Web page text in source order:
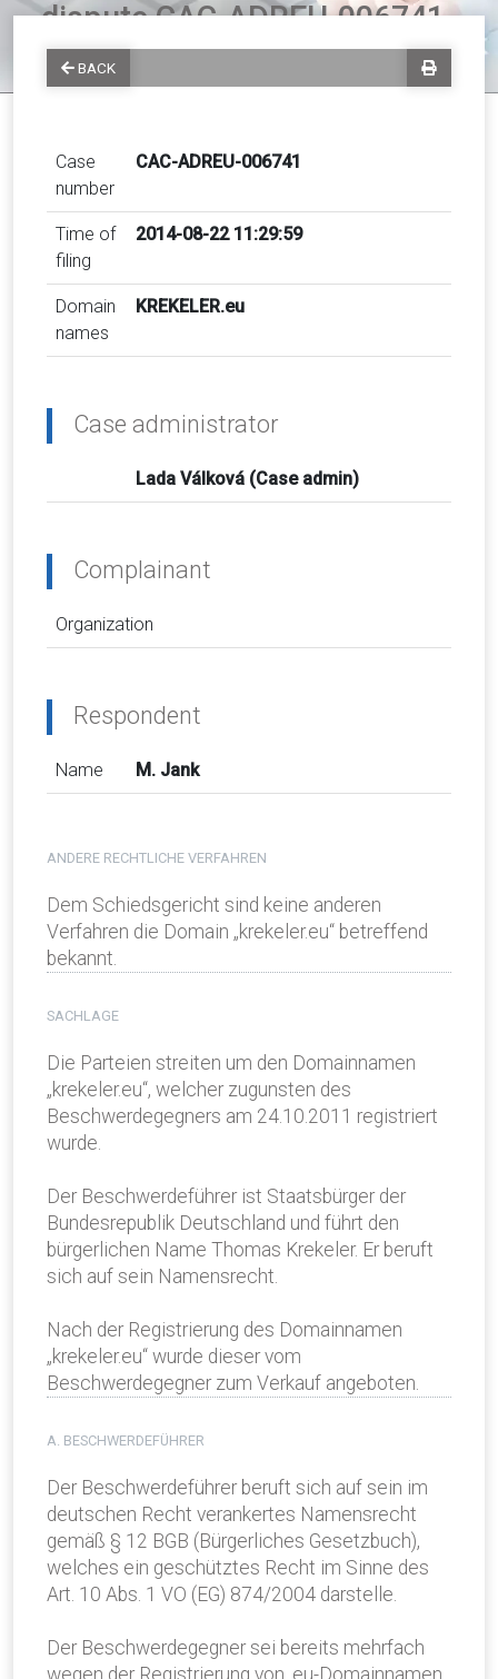
dispute CAC-ADREU-006741
BACK
Case
number
CAC-ADREU-006741
Time of
filing
2014-08-22 11:29:59
Domain
names
KREKELER.eu
Case administrator
Lada Válková (Case admin)
Complainant
Organization
Respondent
Name M. Jank
ANDERE RECHTLICHE VERFAHREN
Dem Schiedsgericht sind keine anderen
Verfahren die Domain „krekeler.eu“ betreffend
bekannt.
SACHLAGE
Die Parteien streiten um den Domainnamen
„krekeler.eu“, welcher zugunsten des
Beschwerdegegners am 24.10.2011 registriert
wurde.
Der Beschwerdeführer ist Staatsbürger der
Bundesrepublik Deutschland und führt den
bürgerlichen Name Thomas Krekeler. Er beruft
sich auf sein Namensrecht.
Nach der Registrierung des Domainnamen
„krekeler.eu“ wurde dieser vom
Beschwerdegegner zum Verkauf angeboten.
A. BESCHWERDEFÜHRER
Der Beschwerdeführer beruft sich auf sein im
deutschen Recht verankertes Namensrecht
gemäß § 12 BGB (Bürgerliches Gesetzbuch),
welches ein geschütztes Recht im Sinne des
Art. 10 Abs. 1 VO (EG) 874/2004 darstelle.
Der Beschwerdegegner sei bereits mehrfach